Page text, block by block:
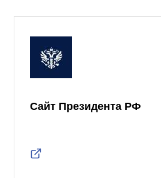
Сайт Президента РФ